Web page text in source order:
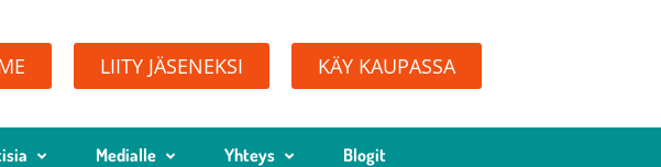
LIITY JÄSENEKSI KÄY KAUPASSA
Medialle Yhteys Blogit